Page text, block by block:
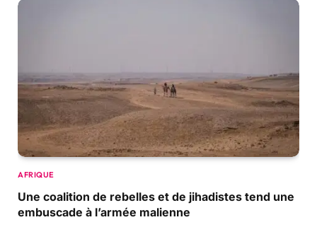
AFRIQUE
Une coalition de rebelles et de jihadistes tend une
embuscade à l’armée malienne